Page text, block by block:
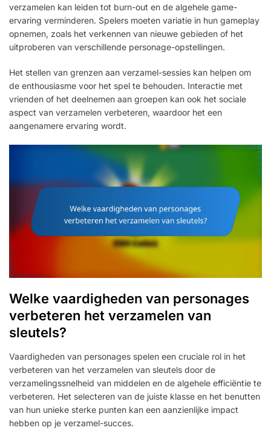
verzamelen kan leiden tot burn-out en de algehele game-
ervaring verminderen. Spelers moeten variatie in hun gameplay
opnemen, zoals het verkennen van nieuwe gebieden of het
uitproberen van verschillende personage-opstellingen.
Het stellen van grenzen aan verzamel-sessies kan helpen om
de enthousiasme voor het spel te behouden. Interactie met
vrienden of het deelnemen aan groepen kan ook het sociale
aspect van verzamelen verbeteren, waardoor het een
aangenamere ervaring wordt.
Welke vaardigheden van personages
verbeteren het verzamelen van
sleutels?
Vaardigheden van personages spelen een cruciale rol in het
verbeteren van het verzamelen van sleutels door de
verzamelingssnelheid van middelen en de algehele efficiëntie te
verbeteren. Het selecteren van de juiste klasse en het benutten
van hun unieke sterke punten kan een aanzienlijke impact
hebben op je verzamel-succes.